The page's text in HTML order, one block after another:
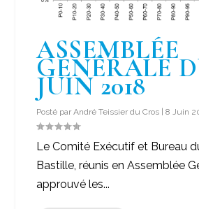
ASSEMBLÉE
GÉNÉRALE
JUIN 2018
Posté parAndré Teissier du Cros |8 Juin
Le Comité Exécutif et Bureau
Bastille, réunis en Assemblée
approuvé les...